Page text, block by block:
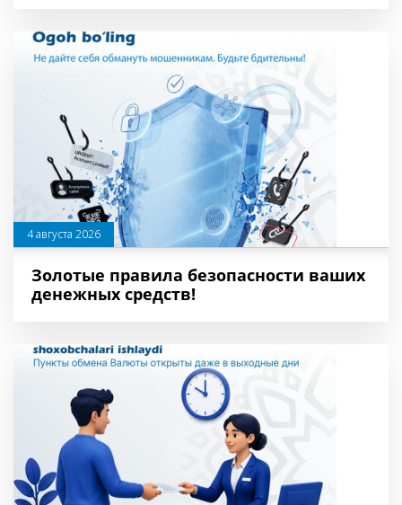
4 августа 2026
Золотые правила безопасности ваших
денежных средств!